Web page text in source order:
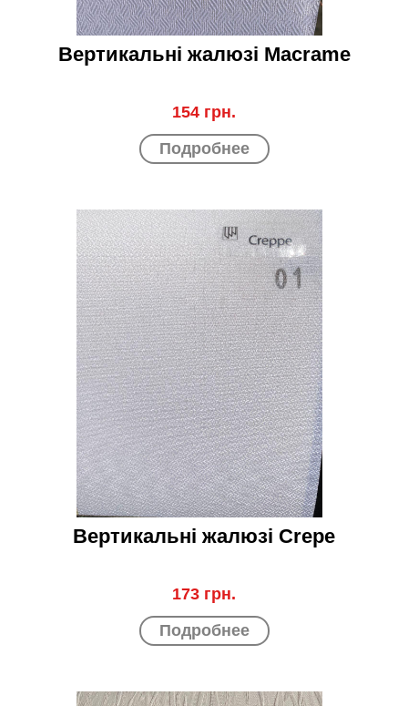
Вертикальні жалюзі Macrame
154 грн.
Подробнее
Вертикальні жалюзі Crepe
173 грн.
Подробнее